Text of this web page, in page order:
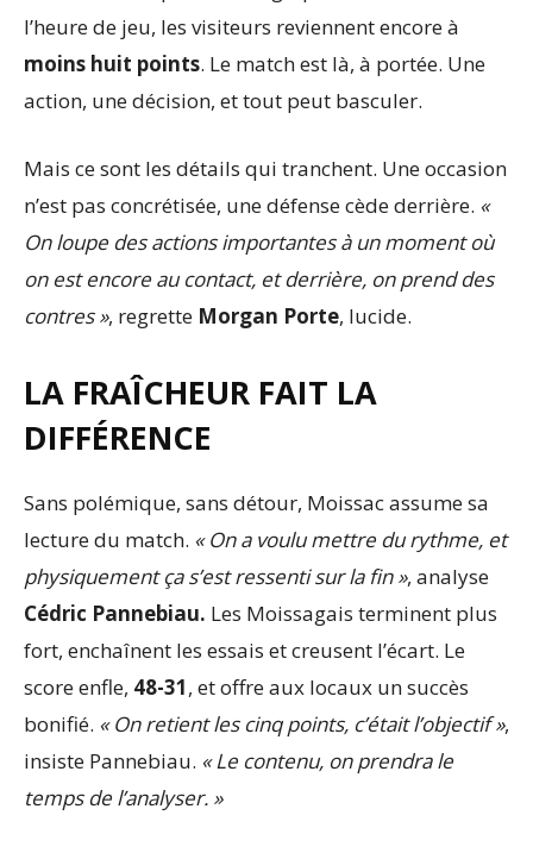
l’heure de jeu, les visiteurs reviennent encore à
moins huit points. Le match est là, à portée. Une
action, une décision, et tout peut basculer.
Mais ce sont les détails qui tranchent. Une occasion
n’est pas concrétisée, une défense cède derrière. «
On loupe des actions importantes à un moment où
on est encore au contact, et derrière, on prend des
contres », regrette Morgan Porte, lucide.
LA FRAÎCHEUR FAIT LA
DIFFÉRENCE
Sans polémique, sans détour, Moissac assume sa
lecture du match. « On a voulu mettre du rythme, et
physiquement ça s’est ressenti sur la fin », analyse
Cédric Pannebiau. Les Moissagais terminent plus
fort, enchaînent les essais et creusent l’écart. Le
score enfle, 48-31, et offre aux locaux un succès
bonifié. « On retient les cinq points, c’était l’objectif »,
insiste Pannebiau. « Le contenu, on prendra le
temps de l’analyser. »